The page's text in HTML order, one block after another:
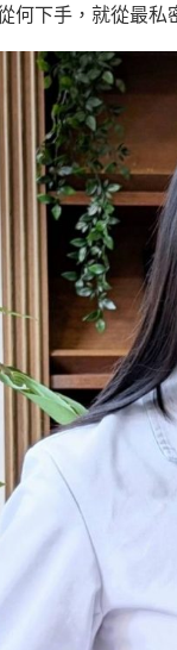
何下手，就從最私